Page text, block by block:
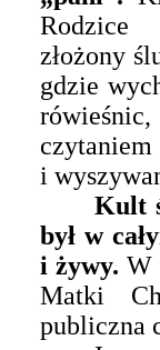
Rodzice
złożony
gdzie
i
Kult
był w
i żywy. W
Matki
publiczna